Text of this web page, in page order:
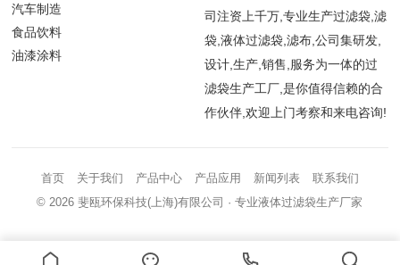
汽车制造
食品饮料
油漆涂料
司注资上千万,专业生产过滤袋,滤
袋,液体过滤袋,滤布,公司集研发,
设计,生产,销售,服务为一体的过
滤袋生产工厂,是你值得信赖的合
作伙伴,欢迎上门考察和来电咨询!
首页 关于我们 产品中心 产品应用 新闻列表
联系我们
© 2026斐瓯环保科技(上海)有限公司 · 专业液体过滤袋生产厂家